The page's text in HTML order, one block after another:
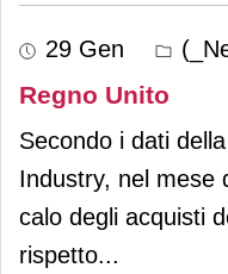
29 Gen
Regno Unito
Secondo i dati
Industry, nel mese
calo degli acquisti
rispetto...